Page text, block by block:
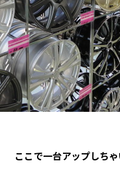
ここで一台アップしち